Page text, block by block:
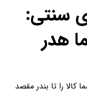
سنتی:
هدر
را تا بندر مقصد